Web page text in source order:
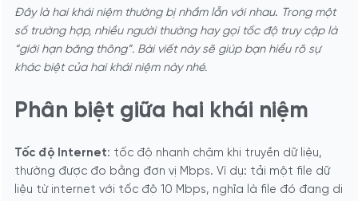
Đây là hai khái niệm thường bị nhầm lẫn với nhau. Trong một
số trường hợp, nhiều người thường hay gọi tốc độ truy cập là
“giới hạn băng thông”. Bài viết này sẽ giúp bạn hiểu rõ sự
khác biệt của hai khái niệm này nhé.
Phân biệt giữa hai khái niệm
Tốc độ Internet: tốc độ nhanh chậm khi truyền dữ liệu,
thường được đo bằng đơn vị Mbps. Ví dụ: tải một file dữ
liệu từ internet với tốc độ 10 Mbps, nghĩa là file đó đang di